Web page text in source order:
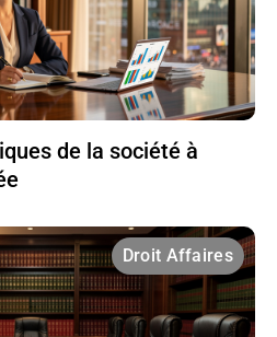
de la société à
Droit Affaires